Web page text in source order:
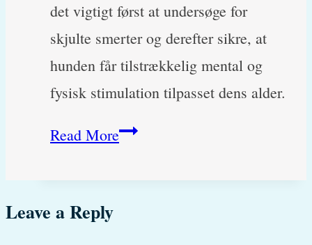
det vigtigt først at undersøge for
skjulte smerter og derefter sikre, at
hunden får tilstrækkelig mental og
fysisk stimulation tilpasset dens alder.
Read MoreHvorfor
Leave a Reply